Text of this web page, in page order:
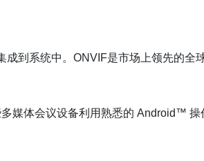
到系统中。ONVIF是市场上领先的全
媒体会议设备利用熟悉的 Android™